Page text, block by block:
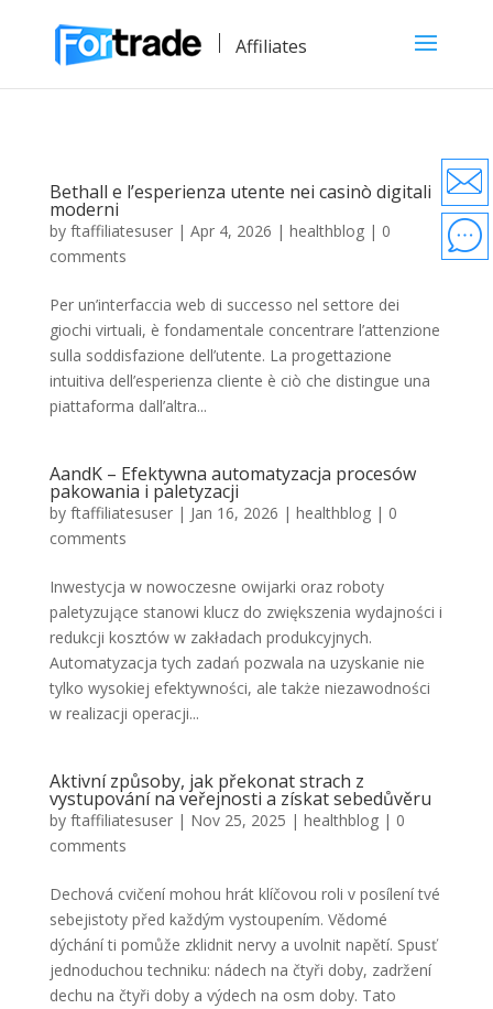
Affiliates
Bethall e l’esperienza utente nei casinò digitali
moderni
by ftaffiliatesuser| Apr 4, 2026 | healthblog| 0
comments
Per un’interfaccia web di successo nel settore dei
giochi virtuali, è fondamentale concentrare l’attenzione
sulla soddisfazione dell’utente. La progettazione
intuitiva dell’esperienza cliente è ciò che distingue una
piattaforma dall’altra...
AandK – Efektywna automatyzacja procesów
pakowania i paletyzacji
by ftaffiliatesuser| Jan 16, 2026 | healthblog| 0
comments
Inwestycja w nowoczesne owijarki oraz roboty
paletyzujące stanowi klucz do zwiększenia wydajności i
redukcji kosztów w zakładach produkcyjnych.
Automatyzacja tych zadań pozwala na uzyskanie nie
tylko wysokiej efektywności, ale także niezawodności
w realizacji operacji...
Aktivní způsoby, jak překonat strach z
vystupování na veřejnosti a získat sebedůvěru
by ftaffiliatesuser| Nov 25, 2025 | healthblog| 0
comments
Dechová cvičení mohou hrát klíčovou roli v posílení tvé
sebejistoty před každým vystoupením. Vědomé
dýchání ti pomůže zklidnit nervy a uvolnit napětí. Spusť
jednoduchou techniku: nádech na čtyři doby, zadržení
dechu na čtyři doby a výdech na osm doby. Tato